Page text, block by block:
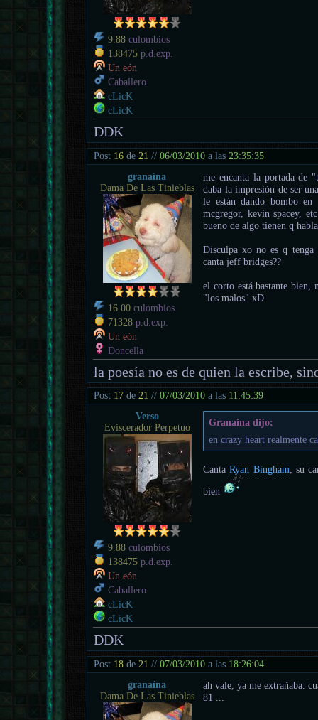
9.88 culombios
138475 p.d.exp.
Un eón
Caballero
cLicK
cLicK
DDK
Post 16 de 21 //06/03/2010 a las 23:35:35
granaína
Dama De Las Tinieblas
16.00 culombios
71328 p.d.exp.
Un eón
Doncella
me encanta la portada de
daba la impresión de ser
le están dando bombo en
mcgregor, kevin spacey,
bueno de algo tienen q
Disculpa xo no es q
canta jeff bridges??
el corto está bastante bien,
"los malos" xD
la poesía no es de quien la escribe,
Post 17 de21 //07/03/2010 a las 11:45:39
Verso
Eviscerador Perpetuo
9.88 culombios
138475 p.d.exp.
Un eón
Caballero
cLicK
cLicK
Granaina dijo:
en crazy heart realmente
CantaRyan Bingham , su
bien
DDK
Post 18 de21 //07/03/2010 a las 18:26:04
granaína
Dama De Las Tinieblas
ah vale, ya me extrañaba.
81 ...